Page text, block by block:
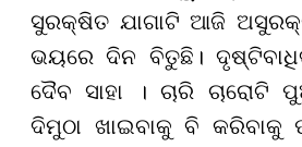
ସୁରକ୍ଷିତ ଯାଗାଟି ଆଜି
ଭୟରେ ଦିନ ବିତୁଛି।
ଦୈବ ସାହା । ଚାରି ଚାରୋଟି
ଦିମୁଠା ଖାଇବାକୁ ବି କରିବାକୁ